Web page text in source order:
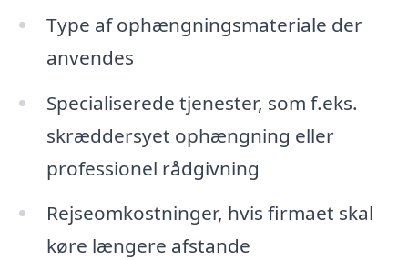
Type af ophængningsmateriale der
anvendes
Specialiserede tjenester, som f.eks.
skræddersyet ophængning eller
professionel rådgivning
Rejseomkostninger, hvis firmaet skal
køre længere afstande